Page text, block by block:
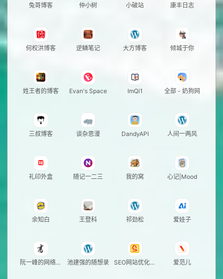
兔哥博客 仲小树 小破站 康丰日志
何权洪博客 逆鳞笔记 大方博客 倾城于你
姓王者的博客 Evan's Space ImQi1 全部 - 奶狗网
三叔博客 谈杂思漫 DandyAPI 人间一两风
礼印外盒 随记一二三 我的窝 心记|Mood
余知白 王登科 祁劲松 爱娃子
阮一峰的网络日
池建强的随想录
SEO网站优化推
爱范儿